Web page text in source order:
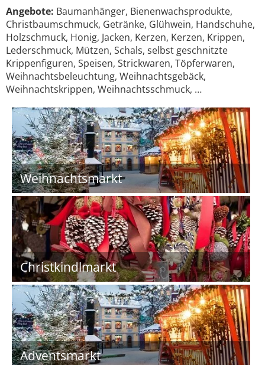
Angebote: Baumanhänger, Bienenwachsprodukte,
Christbaumschmuck, Getränke, Glühwein, Handschuhe,
Holzschmuck, Honig, Jacken, Kerzen, Kerzen, Krippen,
Lederschmuck, Mützen, Schals, selbst geschnitzte
Krippenfiguren, Speisen, Strickwaren, Töpferwaren,
Weihnachtsbeleuchtung, Weihnachtsgebäck,
Weihnachtskrippen, Weihnachtsschmuck, …
Weihnachtsmarkt
Christkindlmarkt
Adventsmarkt